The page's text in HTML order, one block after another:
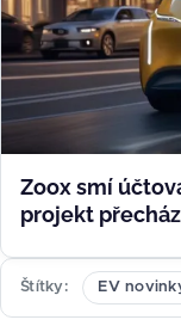
Zoox smí
projekt
Štítky EV